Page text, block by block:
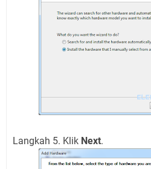
Langkah 5. Klik Next.